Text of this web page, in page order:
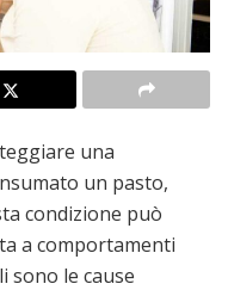
una
un pasto,
condizione può
a comportamenti
sono le cause